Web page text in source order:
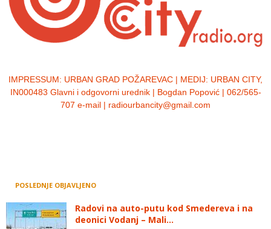
IMPRESSUM: URBAN GRAD POŽAREVAC | MEDIJ: URBAN CITY,
IN000483 Glavni i odgovorni urednik | Bogdan Popović | 062/565-
707 e-mail | radiourbancity@gmail.com
POSLEDNJE OBJAVLJENO
Radovi na auto-putu kod Smedereva i na
deonici Vodanj – Mali...